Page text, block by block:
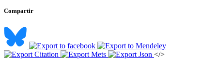
Compartir
</>